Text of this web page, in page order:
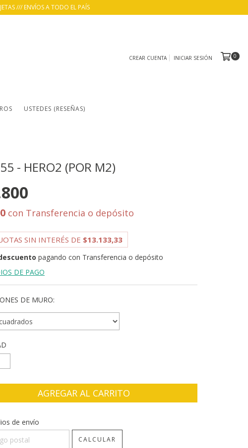
/// ENVÍOS A TODO EL PAÍS
CREAR CUENTA INICIAR SESIÓN 0
USTEDES (RESEÑAS)
- HERO2 (POR M2)
con Transferencia o depósito
SIN INTERÉS DE $13.133,33
pagando con Transferencia o depósito
DE PAGO
DE MURO:
el CP:
de envío
CALCULAR